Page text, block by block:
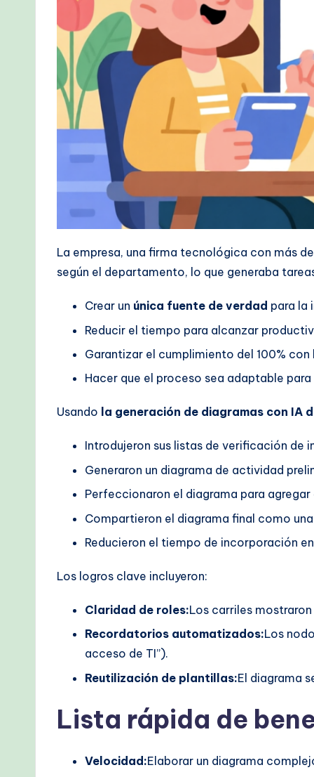
La empresa, una firma tecnológica con más
según el departamento, lo que generaba
Crear un única fuente de verdad para la
Reducir el tiempo para alcanzar
Garantizar el cumplimiento del 100%
Hacer que el proceso sea adaptable
Usando la generación de diagramas con IA
Introdujeron sus listas de verificación
Generaron un diagrama de actividad
Perfeccionaron el diagrama para
Compartieron el diagrama final como
Reducieron el tiempo de incorporación
Los logros clave incluyeron:
Claridad de roles:Los carriles
Recordatorios automatizados:Los
acceso de TI”).
Reutilización de plantillas:El diagrama
Lista rápida de
Velocidad:Elaborar un diagrama